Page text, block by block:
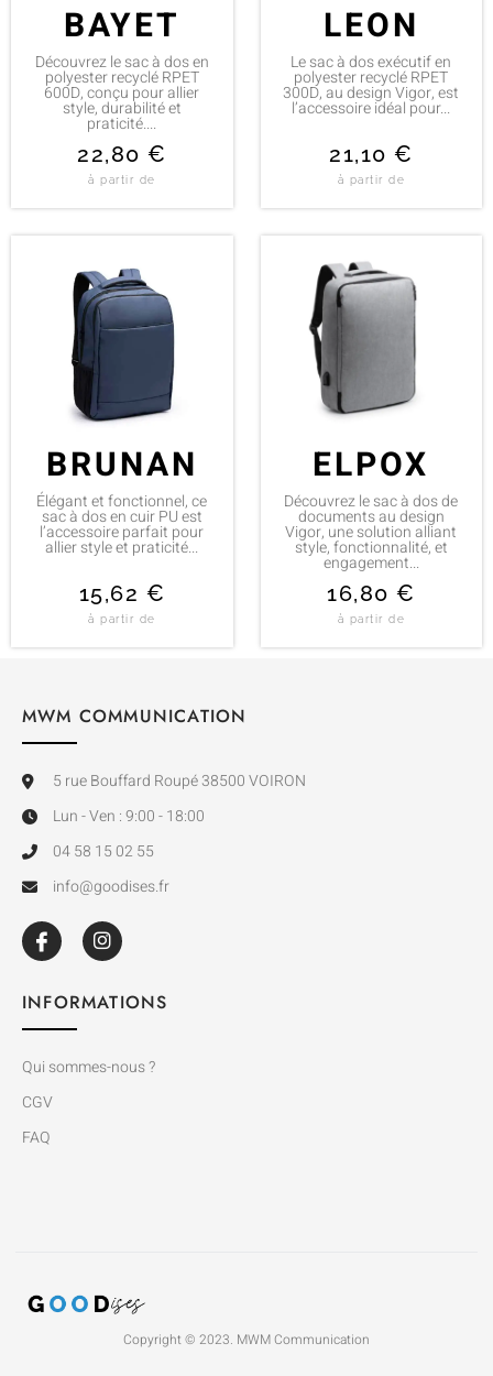
BAYET
Découvrez le sac à dos en
polyester recyclé RPET
600D, conçu pour allier
style, durabilité et
praticité....
22,80 €
à partir de
LEON
Le sac à dos exécutif en
polyester recyclé RPET
300D, au design Vigor, est
l’accessoire idéal pour...
21,10 €
à partir de
BRUNAN
Élégant et fonctionnel, ce
sac à dos en cuir PU est
l’accessoire parfait pour
allier style et praticité...
15,62 €
à partir de
ELPOX
Découvrez le sac à dos de
documents au design
Vigor, une solution alliant
style, fonctionnalité, et
engagement...
16,80 €
à partir de
MWM COMMUNICATION
5 rue Bouffard Roupé 38500 VOIRON
Lun - Ven : 9:00 - 18:00
04 58 15 02 55
info@goodises.fr
INFORMATIONS
Qui sommes-nous ?
CGV
FAQ
Copyright © 2023. MWM Communication